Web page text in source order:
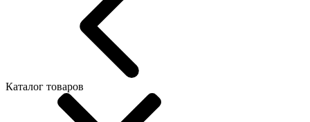
Каталог товаров